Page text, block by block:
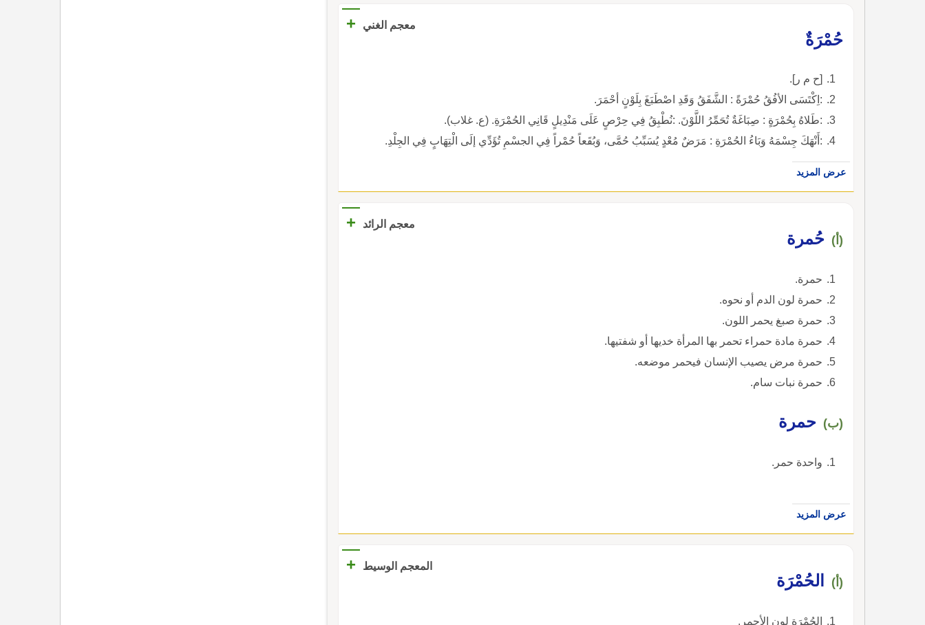
معجم الغني
+
حُمْرَةٌ
[ح م ر].
:اِكْتَسَى الأفُقُ حُمْرَةً : الشَّفَقُ وَقَدِ اصْطَبَغَ بِلَوْنٍ أحْمَرَ.
:طَلاهُ بِحُمْرَةٍ : صِبَاغَةٌ تُحَمِّرُ اللَّوْنَ. :نُطْبِقُ فِي حِرْصٍ عَلَى مَنْدِيلٍ قَانِي الحُمْرَةِ. (ع. غلاب).
:أَنْهَكَ جِسْمَهُ وَبَاءُ الحُمْرَةِ : مَرَضٌ مُعْدٍ يُسَبِّبُ حُمَّى، وَبُقَعاً حُمْراً فِي الجسْمِ تُؤَدِّي إلَى الْتِهَابٍ فِي الجِلْدِ.
عرض المزيد
معجم الرائد +
(أ) حُمرة
حمرة.
حمرة لون الدم أو نحوه.
حمرة صبغ يحمر اللون.
حمرة مادة حمراء تحمر بها المرأة خديها أو شفتيها.
حمرة مرض يصيب الإنسان فيحمر موضعه.
حمرة نبات سام.
(ب) حمرة
واحدة حمر.
عرض المزيد
المعجم الوسيط +
(أ) الحُمْرَة
الحُمْرَة لون الأحمر.